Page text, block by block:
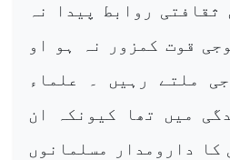
ثقافتی روابط پیدا نہ
قوت کمزور نہ ہو او
ملتے رہیں ۔ علماء
میں تھا کیونکہ ان
کا دارومدار مسلمانوں